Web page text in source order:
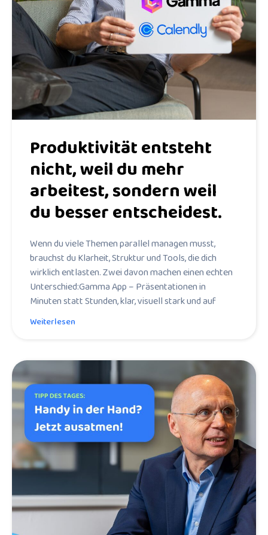
Produktivität entsteht
nicht, weil du mehr
arbeitest, sondern weil
du besser entscheidest.
Wenn du viele Themen parallel managen musst,
brauchst du Klarheit, Struktur und Tools, die dich
wirklich entlasten. Zwei davon machen einen echten
Unterschied:Gamma App – Präsentationen in
Minuten statt Stunden, klar, visuell stark und auf
Weiterlesen